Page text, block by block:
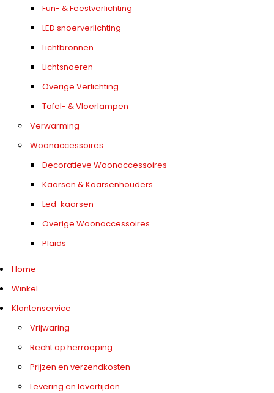
Fun- & Feestverlichting
LED snoerverlichting
Lichtbronnen
Lichtsnoeren
Overige Verlichting
Tafel- & Vloerlampen
Verwarming
Woonaccessoires
Decoratieve Woonaccessoires
Kaarsen & Kaarsenhouders
Led-kaarsen
Overige Woonaccessoires
Plaids
Home
Winkel
Klantenservice
Vrijwaring
Recht op herroeping
Prijzen en verzendkosten
Levering en levertijden